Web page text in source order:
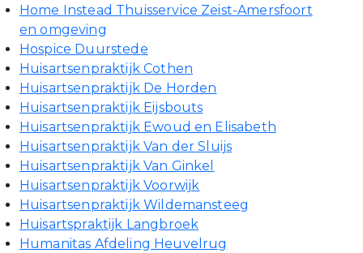
Home Instead Thuisservice Zeist-Amersfoort
en omgeving
Hospice Duurstede
Huisartsenpraktijk Cothen
Huisartsenpraktijk De Horden
Huisartsenpraktijk Eijsbouts
Huisartsenpraktijk Ewoud en Elisabeth
Huisartsenpraktijk Van der Sluijs
Huisartsenpraktijk Van Ginkel
Huisartsenpraktijk Voorwijk
Huisartsenpraktijk Wildemansteeg
Huisartspraktijk Langbroek
Humanitas Afdeling Heuvelrug